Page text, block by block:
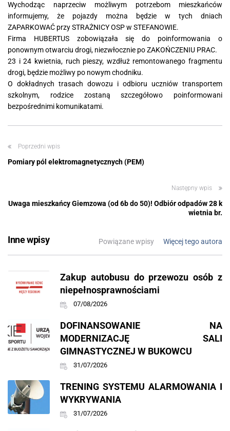
Wychodząc naprzeciw możliwym potrzebom mieszkańców
informujemy, że pojazdy można będzie w tych dniach
ZAPARKOWAĆ przy STRAŻNICY OSP w STEFANOWIE.
Firma HUBERTUS zobowiązała się do poinformowania o
ponownym otwarciu drogi, niezwłocznie po ZAKOŃCZENIU PRAC.
23 i 24 kwietnia, ruch pieszy, wzdłuż remontowanego fragmentu
drogi, będzie możliwy po nowym chodniku.
O dokładnych trasach dowozu i odbioru uczniów transportem
szkolnym, rodzice zostaną szczegółowo poinformowani
bezpośrednimi komunikatami.
Poprzedni wpis
Pomiary pól elektromagnetycznych (PEM)
Następny wpis
Uwaga mieszkańcy Giemzowa (od 6b do 50)! Odbiór odpadów 28 k
wietnia br.
Inne wpisy Powiązane wpisy Więcej tego autora
Zakup autobusu do przewozu osób z
niepełnosprawnościami
07/08/2026
DOFINANSOWANIE NA
MODERNIZACJĘ SALI
GIMNASTYCZNEJ W BUKOWCU
31/07/2026
TRENING SYSTEMU ALARMOWANIA I
WYKRYWANIA
31/07/2026